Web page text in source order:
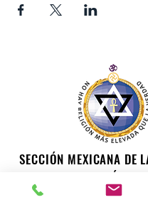
SECCIÓN MEXICANA DE
TEOSÓFICA